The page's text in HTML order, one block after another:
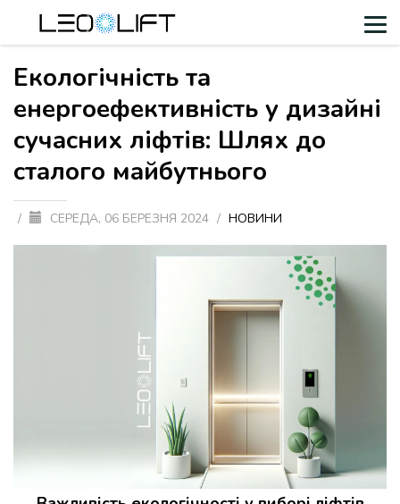
Екологічність та
енергоефективність у дизайні
сучасних ліфтів: Шлях до
сталого майбутнього
/ СЕРЕДА, 06 БЕРЕЗНЯ 2024 / НОВИНИ